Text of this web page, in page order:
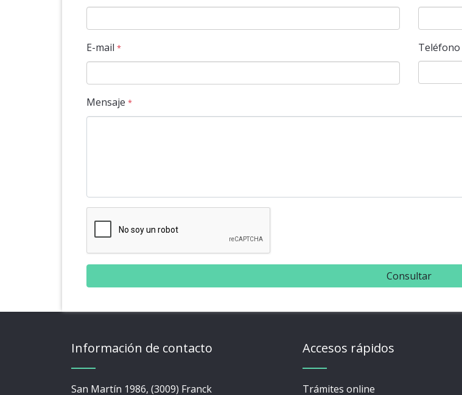
E-mail * Teléfono
Mensaje *
Consultar
Información de contacto
San Martín 1986, (3009) Franck
Accesos rápidos
Trámites online